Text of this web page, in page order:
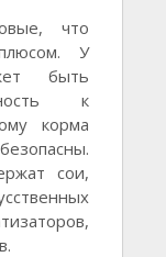
что
У
быть
к
корма
сои,